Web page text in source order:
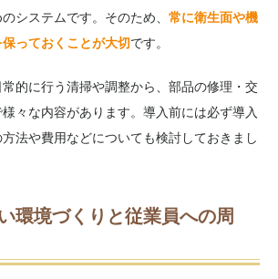
システムです。そのため、 常に衛生面や機
っておくことが大切です。
常的に行う清掃や調整から、部品の修理・交
々な内容があります。導入前には必ず導入
法や費用などについても検討しておきまし
環境づくりと従業員への周